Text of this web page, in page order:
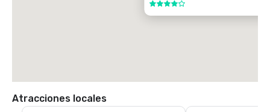
4 de 5
Atracciones locales